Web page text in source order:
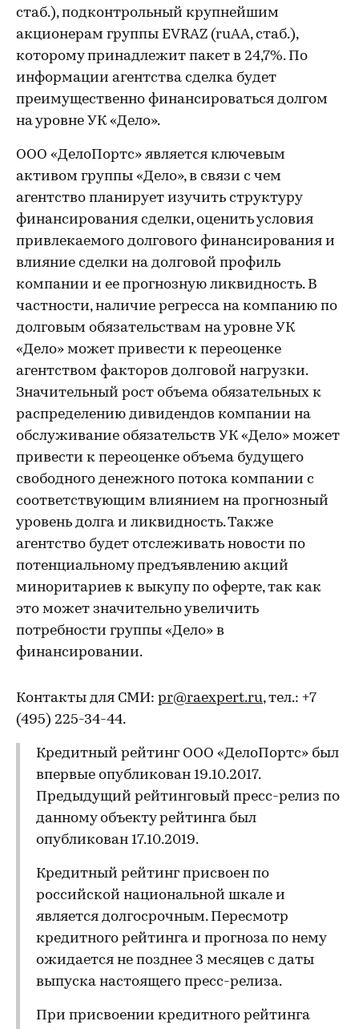
стаб.), подконтрольный крупнейшим
акционерам группы EVRAZ (ruAA, стаб.),
которому принадлежит пакет в 24,7%. По
информации агентства сделка будет
преимущественно финансироваться долгом
на уровне УК «Дело».
ООО «ДелоПортс» является ключевым
активом группы «Дело», в связи с чем
агентство планирует изучить структуру
финансирования сделки, оценить условия
привлекаемого долгового финансирования и
влияние сделки на долговой профиль
компании и ее прогнозную ликвидность. В
частности, наличие регресса на компанию по
долговым обязательствам на уровне УК
«Дело» может привести к переоценке
агентством факторов долговой нагрузки.
Значительный рост объема обязательных к
распределению дивидендов компании на
обслуживание обязательств УК «Дело» может
привести к переоценке объема будущего
свободного денежного потока компании с
соответствующим влиянием на прогнозный
уровень долга и ликвидность. Также
агентство будет отслеживать новости по
потенциальному предъявлению акций
миноритариев к выкупу по оферте, так как
это может значительно увеличить
потребности группы «Дело» в
финансировании.
Контакты для СМИ: pr@raexpert.ru, тел.: +7
(495) 225-34-44.
Кредитный рейтинг ООО «ДелоПортс» был
впервые опубликован 19.10.2017.
Предыдущий рейтинговый пресс-релиз по
данному объекту рейтинга был
опубликован 17.10.2019.
Кредитный рейтинг присвоен по
российской национальной шкале и
является долгосрочным. Пересмотр
кредитного рейтинга и прогноза по нему
ожидается не позднее 3 месяцев с даты
выпуска настоящего пресс-релиза.
При присвоении кредитного рейтинга